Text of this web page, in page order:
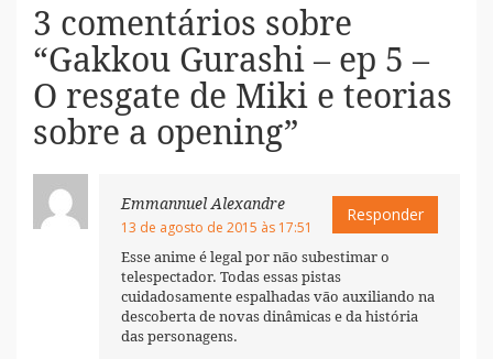
3 comentários sobre
“Gakkou Gurashi – ep 5 –
O resgate de Miki e teorias
sobre a opening”
Emmannuel Alexandre
13 de agosto de 2015 às 17:51
Esse anime é legal por não subestimar o
telespectador. Todas essas pistas
cuidadosamente espalhadas vão auxiliando na
descoberta de novas dinâmicas e da história
das personagens.
Responder